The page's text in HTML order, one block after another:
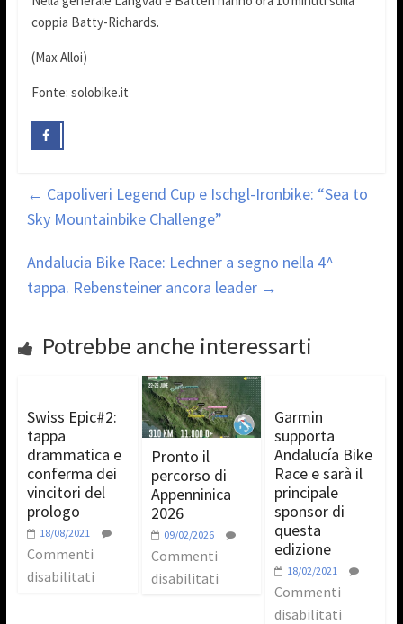
coppia Batty-Richards.
(Max Alloi)
Fonte: solobike.it
← Capoliveri Legend Cup e Ischgl-Ironbike: “Sea to
Sky Mountainbike Challenge”
Andalucia Bike Race: Lechner a segno nella 4^
tappa. Rebensteiner ancora leader →
Potrebbe anche interessarti
Swiss Epic#2:
tappa
drammatica e
conferma dei
vincitori del
prologo
18/08/2021
Commenti
disabilitati
Pronto il
percorso di
Appenninica
2026
09/02/2026
Commenti
disabilitati
Garmin
supporta
Andalucía Bike
Race e sarà il
principale
sponsor di
questa
edizione
18/02/2021
Commenti
disabilitati